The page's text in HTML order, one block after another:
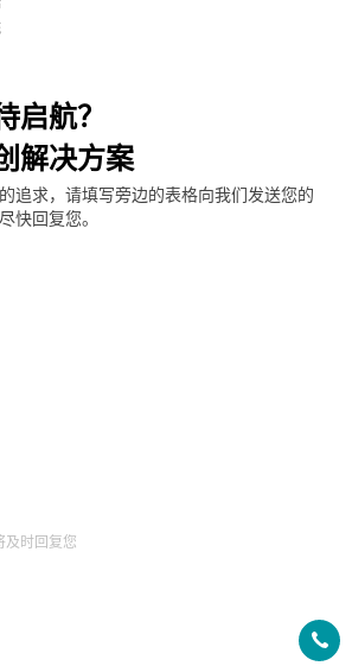
启航？
解决方案
追求，请填写旁边的表格向我们发送您的
快回复您。